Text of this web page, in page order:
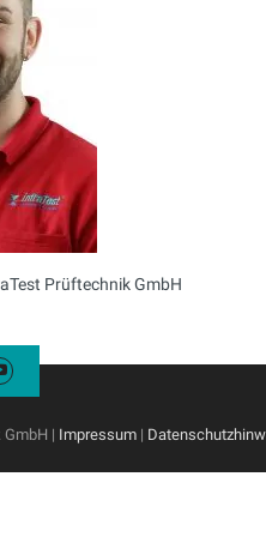
Prüftechnik GmbH
| Impressum |